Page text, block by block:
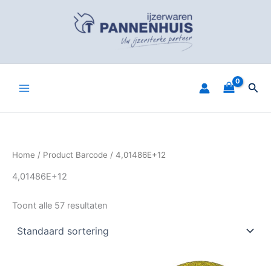
Home / Product Barcode / 4,01486E+12
4,01486E+12
Toont alle 57 resultaten